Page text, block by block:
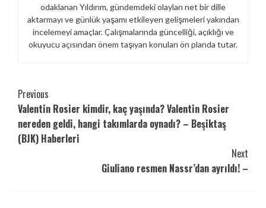
odaklanan Yıldırım, gündemdeki olayları net bir dille
aktarmayı ve günlük yaşamı etkileyen gelişmeleri yakından
incelemeyi amaçlar. Çalışmalarında güncelliği, açıklığı ve
okuyucu açısından önem taşıyan konuları ön planda tutar.
Continue
Reading
Previous
Valentin Rosier kimdir, kaç yaşında? Valentin Rosier
nereden geldi, hangi takımlarda oynadı? – Beşiktaş
(BJK) Haberleri
Next
Giuliano resmen Nassr’dan ayrıldı! –